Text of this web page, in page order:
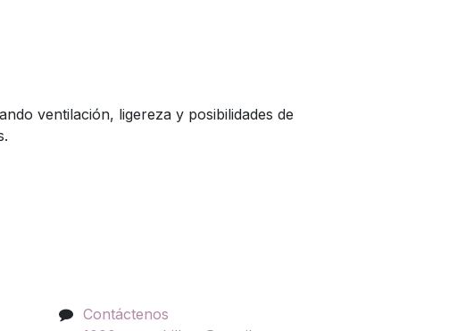
ventilación, ligereza y posibilidades de
Contáctenos